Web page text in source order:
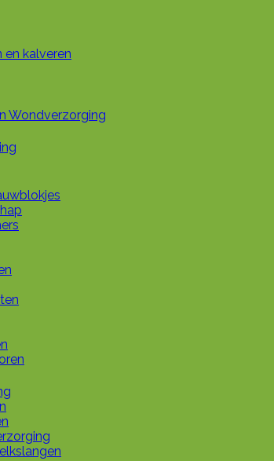
en kalveren
Wondverzorging